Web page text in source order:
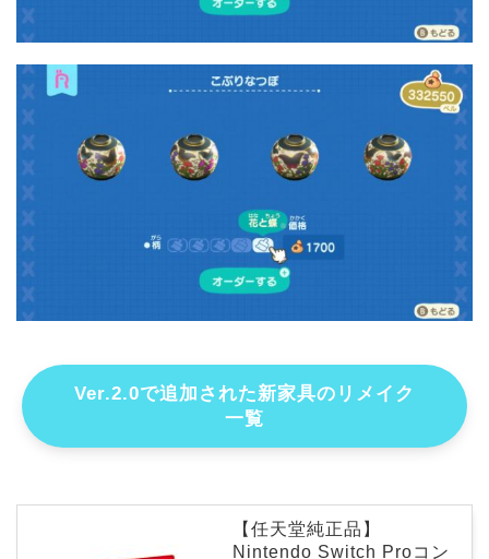
Ver.2.0で追加された新家具のリメイク
一覧
【任天堂純正品】
Nintendo Switch Proコン